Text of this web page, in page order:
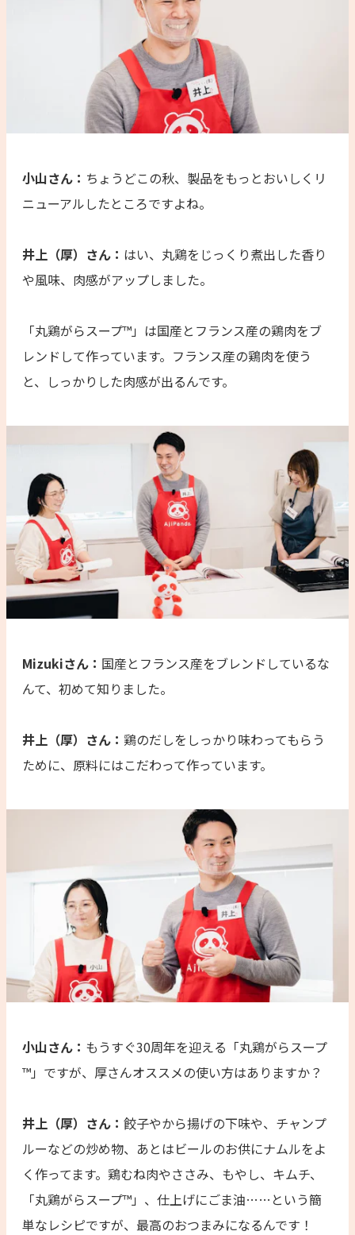
小山さん： ちょうどこの秋、製品をもっとおいしくリ
ニューアルしたところですよね。
井上（厚）さん： はい、丸鶏をじっくり煮出した香り
や風味、肉感がアップしました。
「丸鶏がらスープ™」は国産とフランス産の鶏肉をブ
レンドして作っています。フランス産の鶏肉を使う
と、しっかりした肉感が出るんです。
Mizukiさん： 国産とフランス産をブレンドしているな
んて、初めて知りました。
井上（厚）さん： 鶏のだしをしっかり味わってもらう
ために、原料にはこだわって作っています。
小山さん： もうすぐ30周年を迎える「丸鶏がらスープ
™」ですが、厚さんオススメの使い方はありますか？
井上（厚）さん： 餃子やから揚げの下味や、チャンプ
ルーなどの炒め物、あとはビールのお供にナムルをよ
く作ってます。鶏むね肉やささみ、もやし、キムチ、
「丸鶏がらスープ™」、仕上げにごま油……という簡
単なレシピですが、最高のおつまみになるんです！